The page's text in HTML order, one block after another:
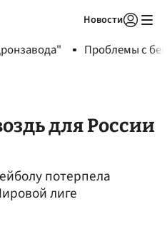
Новости
Проблемы с
для России
потерпела
лиге